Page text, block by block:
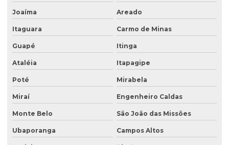
Sondagem de subsolo
Sondagem de terreno para construção
Tampa para poço de monitoramento
Joaíma Areado
Itaguara Carmo de Minas
Guapé Itinga
Ataléia Itapagipe
Poté Mirabela
Miraí Engenheiro Caldas
Monte Belo São João das Missões
Ubaporanga Campos Altos